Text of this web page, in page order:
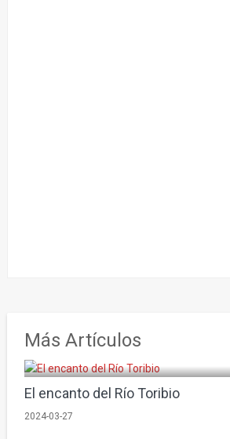
Más Artículos
Sitios Turísticos
El encanto del Río Toribio
2024-03-27